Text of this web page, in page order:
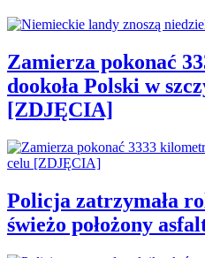
Zamierza pokonać
dookoła Polski w
[ZDJĘCIA]
Policja zatrzymała
świeżo położony